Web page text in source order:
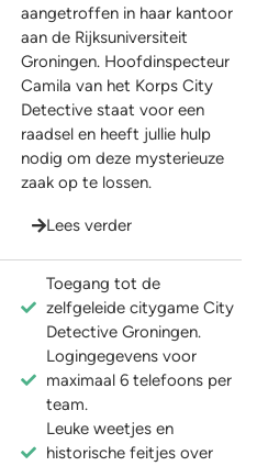
aangetroffen in haar kantoor
aan de Rijksuniversiteit
Groningen. Hoofdinspecteur
Camila van het Korps City
Detective staat voor een
raadsel en heeft jullie hulp
nodig om deze mysterieuze
zaak op te lossen.
Lees verder
Toegang tot de
zelfgeleide citygame City
Detective Groningen.
Logingegevens voor
maximaal 6 telefoons per
team.
Leuke weetjes en
historische feitjes over